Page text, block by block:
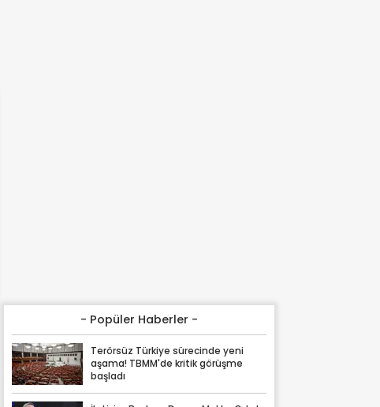
- Popüler Haberler -
Terörsüz Türkiye sürecinde yeni
aşama! TBMM'de kritik görüşme
başladı